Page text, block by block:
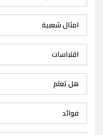
امثال شعبية
اقتباسات
هل تعلم
فوائد